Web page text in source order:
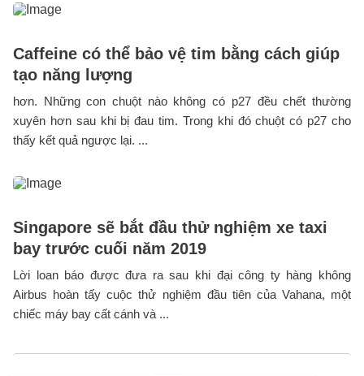
Caffeine có thể bảo vệ tim bằng cách giúp
tạo năng lượng
hơn. Những con chuột nào không có p27 đều chết thường
xuyên hơn sau khi bị đau tim. Trong khi đó chuột có p27 cho
thấy kết quả ngược lại. ...
Singapore sẽ bắt đầu thử nghiệm xe taxi
bay trước cuối năm 2019
Lời loan báo được đưa ra sau khi đại công ty hàng không
Airbus hoàn tấy cuộc thử nghiệm đầu tiên của Vahana, một
chiếc máy bay cất cánh và ...